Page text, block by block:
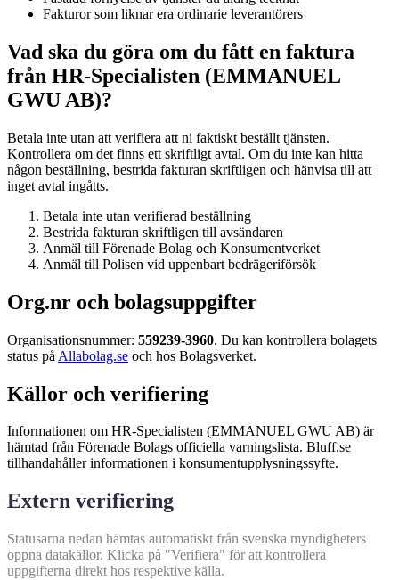
Fakturor som liknar era ordinarie leverantörers
Vad ska du göra om du fått en faktura
från HR-Specialisten (EMMANUEL
GWU AB)?
Betala inte utan att verifiera att ni faktiskt beställt tjänsten.
Kontrollera om det finns ett skriftligt avtal. Om du inte kan hitta
någon beställning, bestrida fakturan skriftligen och hänvisa till att
inget avtal ingåtts.
Betala inte utan verifierad beställning
Bestrida fakturan skriftligen till avsändaren
Anmäl till Förenade Bolag och Konsumentverket
Anmäl till Polisen vid uppenbart bedrägeriförsök
Org.nr och bolagsuppgifter
Organisationsnummer: 559239-3960. Du kan kontrollera bolagets
status på Allabolag.se och hos Bolagsverket.
Källor och verifiering
Informationen om HR-Specialisten (EMMANUEL GWU AB) är
hämtad från Förenade Bolags officiella varningslista. Bluff.se
tillhandahåller informationen i konsumentupplysningssyfte.
Extern verifiering
Statusarna nedan hämtas automatiskt från svenska myndigheters
öppna datakällor. Klicka på "Verifiera" för att kontrollera
uppgifterna direkt hos respektive källa.